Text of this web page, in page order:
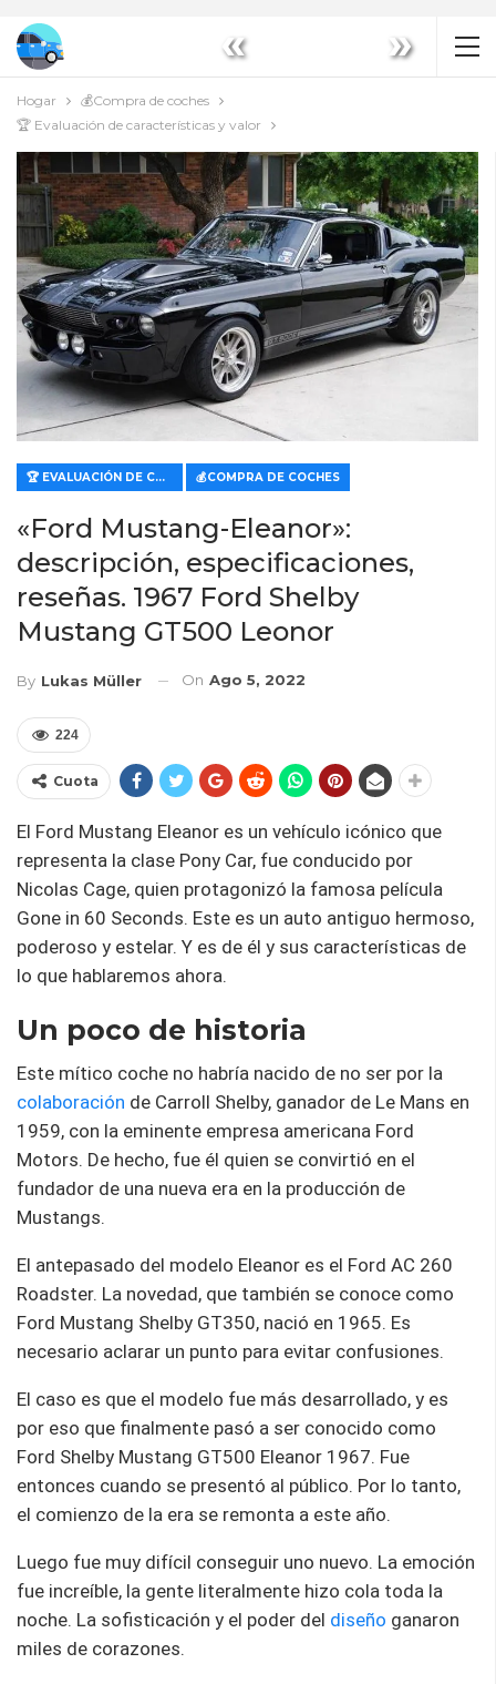
« »
Hogar
💰Compra de coches
🏆 Evaluación de características y valor
🏆 EVALUACIÓN DE CARACTERÍSTICAS Y VALOR 💰COMPRA DE COCHES
«Ford Mustang-Eleanor»:
descripción, especificaciones,
reseñas. 1967 Ford Shelby
Mustang GT500 Leonor
By Lukas Müller On Ago 5, 2022
224
Cuota
El Ford Mustang Eleanor es un vehículo icónico que
representa la clase Pony Car, fue conducido por
Nicolas Cage, quien protagonizó la famosa película
Gone in 60 Seconds. Este es un auto antiguo hermoso,
poderoso y estelar. Y es de él y sus características de
lo que hablaremos ahora.
Un poco de historia
Este mítico coche no habría nacido de no ser por la
colaboración de Carroll Shelby, ganador de Le Mans en
1959, con la eminente empresa americana Ford
Motors. De hecho, fue él quien se convirtió en el
fundador de una nueva era en la producción de
Mustangs.
El antepasado del modelo Eleanor es el Ford AC 260
Roadster. La novedad, que también se conoce como
Ford Mustang Shelby GT350, nació en 1965. Es
necesario aclarar un punto para evitar confusiones.
El caso es que el modelo fue más desarrollado, y es
por eso que finalmente pasó a ser conocido como
Ford Shelby Mustang GT500 Eleanor 1967. Fue
entonces cuando se presentó al público. Por lo tanto,
el comienzo de la era se remonta a este año.
Luego fue muy difícil conseguir uno nuevo. La emoción
fue increíble, la gente literalmente hizo cola toda la
noche. La sofisticación y el poder del diseño ganaron
miles de corazones.